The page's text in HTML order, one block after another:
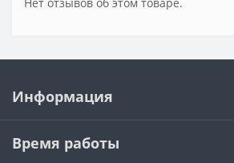
Информация
Время работы